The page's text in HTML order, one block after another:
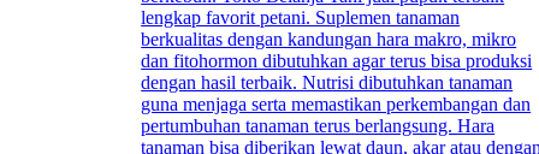
lengkap favorit petani. Suplemen tanaman
berkualitas dengan kandungan hara makro, mikro
dan fitohormon dibutuhkan agar terus bisa produksi
dengan hasil terbaik. Nutrisi dibutuhkan tanaman
guna menjaga serta memastikan perkembangan dan
pertumbuhan tanaman terus berlangsung. Hara
tanaman bisa diberikan lewat daun, akar atau